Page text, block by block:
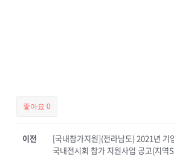
좋아요0
이전
[국내참가지원](전라남도) 2021년 기
국내전시회 참가 지원사업 공고(지역